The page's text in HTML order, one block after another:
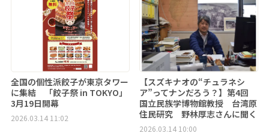
全国の個性派餃子が東京タワー
に集結 「餃子祭 in TOKYO」
3月19日開幕
2026.03.14 11:02
【スズキナオの“チュラネシ
ア”ってナンだろう？】第4回
国立民族学博物館教授 台湾原
住民研究 野林厚志さんに聞く
2026.03.14 10:00